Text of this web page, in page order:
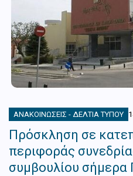
ΑΝΑΚΟΙΝΏΣΕΙΣ - ΔΕΛΤΊΑ ΤΎΠΟΥ
Πρόσκληση σε
περιφοράς
συμβουλίου σήμερα